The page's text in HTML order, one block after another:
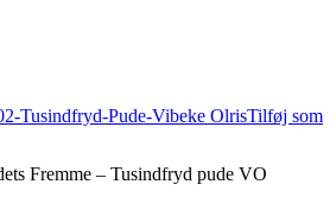
Tilføj som
Fremme – Tusindfryd pude VO